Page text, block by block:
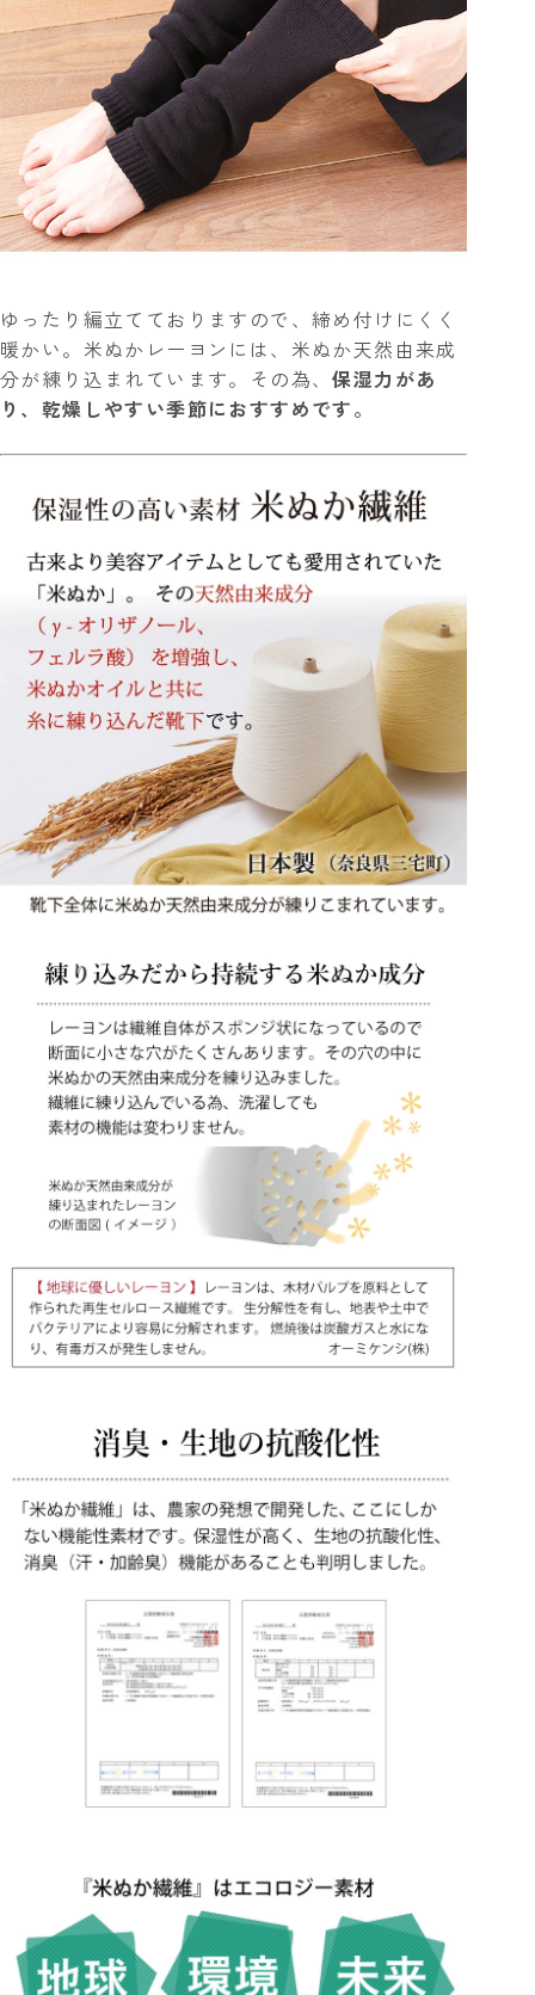
ゆったり編立てておりますので、締め付けにくく
暖かい。米ぬかレーヨンには、米ぬか天然由来成
分が練り込まれています。その為、保湿力があ
り、乾燥しやすい季節におすすめです。